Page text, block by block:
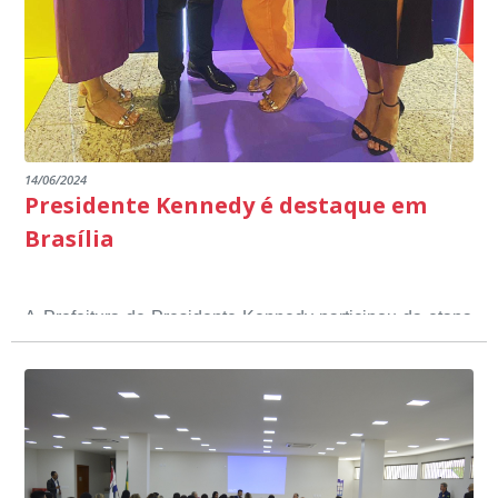
14/06/2024
Presidente Kennedy é destaque em
Brasília
A Prefeitura de Presidente Kennedy participou da etapa
nacional do 12º Prêmio Sebrae Prefeitura
Empreendedora, que visou valorizar e destacar o papel
dos gestores públicos comprometidos com o
desenvolvimento socioeconômico dos municípios, a
partir de iniciativas que estimulam o empreendedorismo,
a competitividade dos pequenos negócios e a